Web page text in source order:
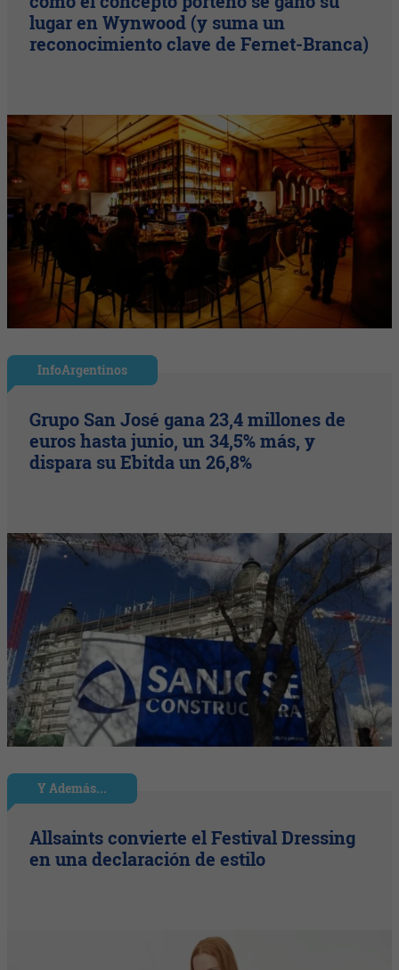
lugar en Wynwood (y suma un
reconocimiento clave de Fernet-Branca)
InfoArgentinos
Grupo San José gana 23,4 millones de
euros hasta junio, un 34,5% más, y
dispara su Ebitda un 26,8%
Y Además...
Allsaints convierte el Festival Dressing
en una declaración de estilo